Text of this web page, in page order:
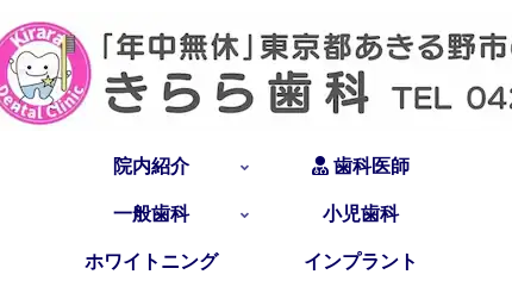
院内紹介 歯科医師
一般歯科 小児歯科
ホワイトニング インプラント